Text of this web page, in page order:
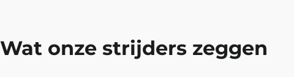
Wat onze strijders zeggen